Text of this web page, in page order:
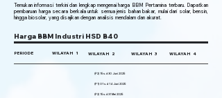
Temukan informasi terkini dan lengkap mengenai harga BBM Pertamina terbaru. Dapatkan
pembaruan harga secara berkala untuk semua jenis bahan bakar, mulai dari solar, bensin,
hingga biosolar, yang disajikan dengan analisis mendalam dan akurat.
Harga BBM Industri HSD B40
PERIODE WILAYAH 1 WILAYAH 2 WILAYAH 3 WILAYAH 4
(P2) 15 s.d 30 Juni 2025
(P1) 01 s.d 14 Juni 2025
(P2) 15 s.d 31 Mei 2025